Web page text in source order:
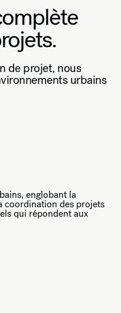
de projet, nous
urbains
englobant la
coordination des projets
qui répondent aux